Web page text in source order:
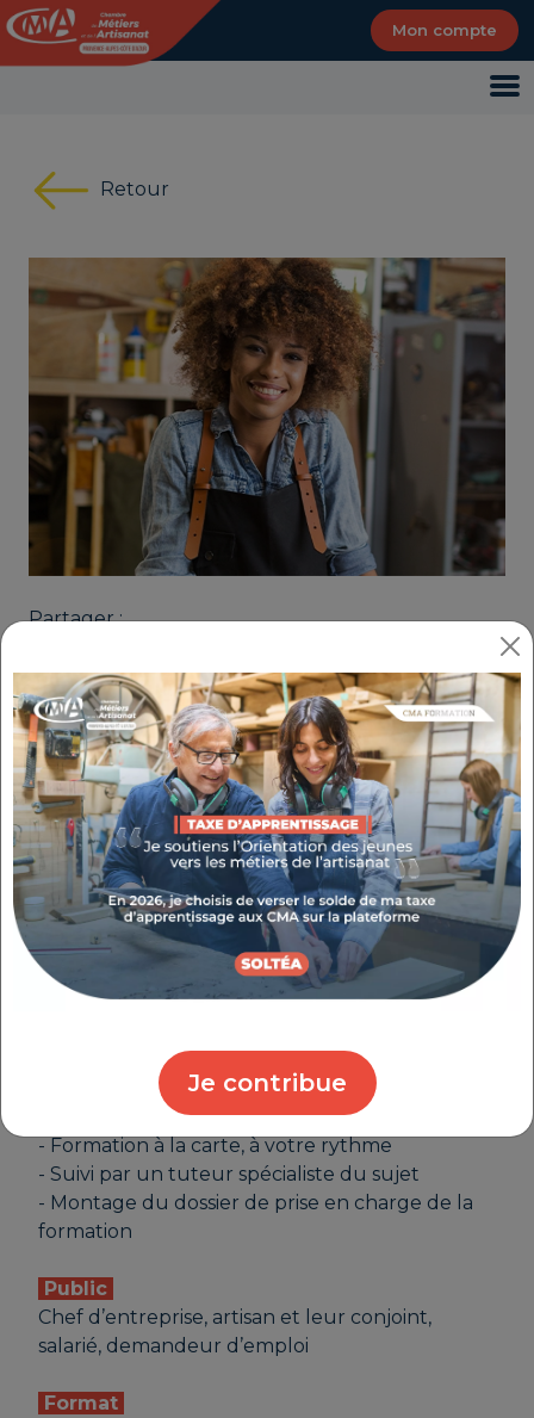
Mon compte
Je contribue
Retour
Partager :
DÉTERMINEZ VOS PRIX DE VENTE (E-
LEARNING)
RÉFÉRENCE : 3.2.52
THÉMATIQUE : BIEN GÉRER MON ACTIVITÉ
Objectifs
Assimilez l’importance du calcul des prix pour
votre entreprise.
Faites le point sur les méthodes de calcul à
savoir utiliser.
Déﬁnissez la notion de marge.
Déﬁnissez le seuil de rentabilité.
d’éléments factuels.
- Formation à la carte, à votre rythme
- Suivi par un tuteur spécialiste du sujet
- Montage du dossier de prise en charge de la
formation
Public
Chef d’entreprise, artisan et leur conjoint,
salarié, demandeur d’emploi
Format
Panneau de gestion des cookies